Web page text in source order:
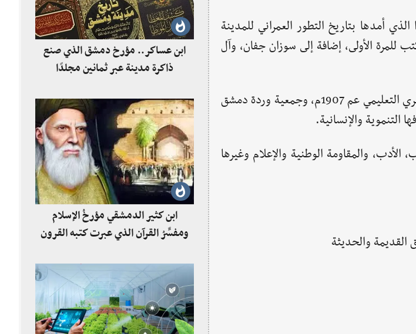
أمدها بتاريخ التطور العمراني للمدينة
للمرة الأولى، إضافة إلى سوزان جفان، وآل
تناول الكتاب في الفصل الثامن الجمعيات الخيرية، وهي جمعية الإسعاف الخيري التعليمي عم 1907م، وجمعية وردة دمشق
والمقاومة الوطنية والإعلام وغيرها
والحديثة
ابن عساكر.. مؤرخ دمشق الذي صنع
ذاكرة مدينة عبر ثمانين مجلدًا
ابن كثير الدمشقي مؤرخُ الإسلام
ومفسِّرُ القرآن الذي عبرت كتبه القرون